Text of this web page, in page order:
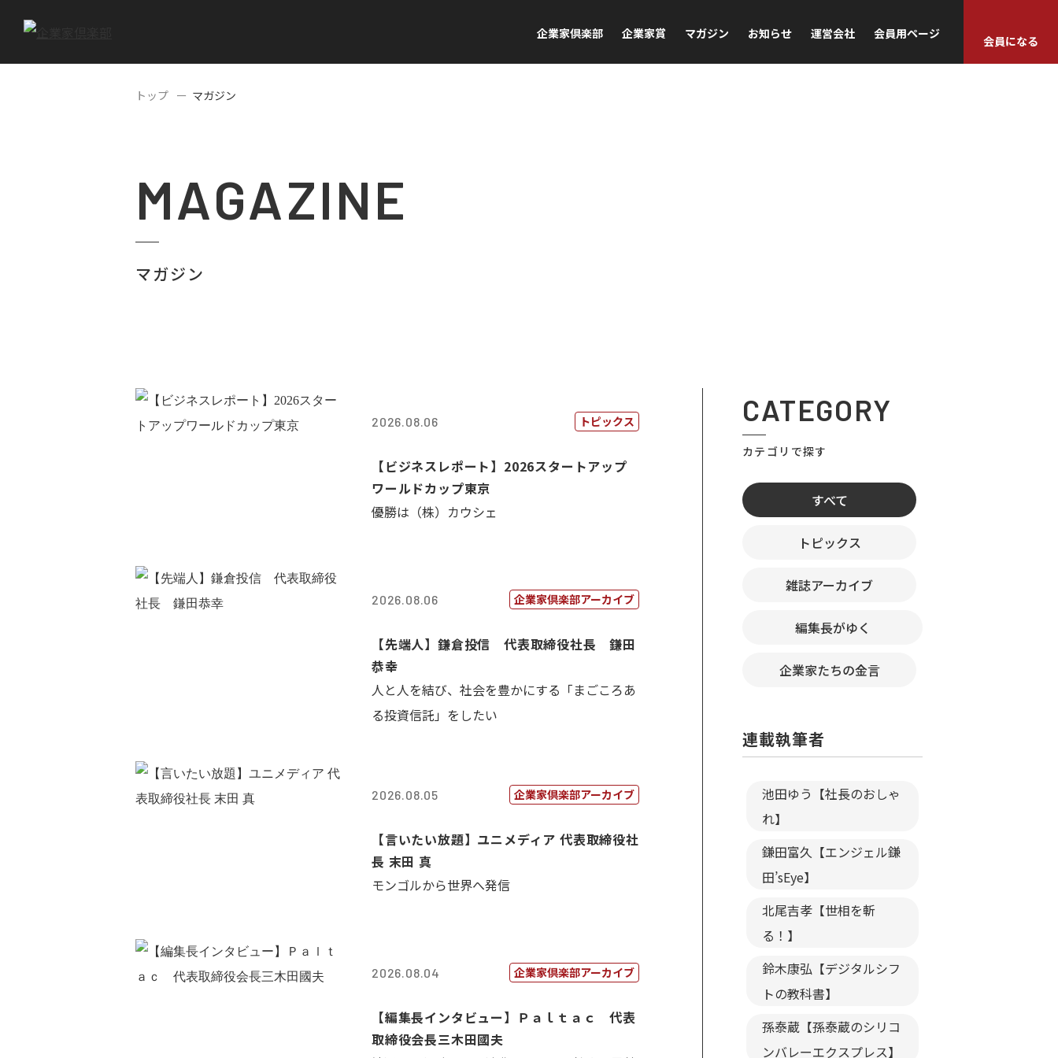
企業家倶楽部 企業家賞 マガジン お知らせ 運営会社 会員用ページ
会員になる
トップ マガジン
MAGAZINE
マガジン
2026.08.06 トピックス
【ビジネスレポート】2026スタートアップ
ワールドカップ東京
優勝は（株）カウシェ
2026.08.06 企業家倶楽部アーカイブ
【先端人】鎌倉投信 代表取締役社長 鎌田
恭幸
人と人を結び、社会を豊かにする「まごころあ
る投資信託」をしたい
2026.08.05 企業家倶楽部アーカイブ
【言いたい放題】ユニメディア 代表取締役社
長 末田 真
モンゴルから世界へ発信
2026.08.04 企業家倶楽部アーカイブ
【編集長インタビュー】Ｐａｌｔａｃ 代表
取締役会長三木田國夫
CATEGORY
カテゴリで探す
すべて
トピックス
雑誌アーカイブ
編集長がゆく
企業家たちの金言
連載執筆者
池田ゆう【社長のおしゃ
れ】
鎌田富久【エンジェル鎌
田’sEye】
北尾吉孝【世相を斬
る！】
鈴木康弘【デジタルシフ
トの教科書】
孫泰蔵【孫泰蔵のシリコ
ンバレーエクスプレス】